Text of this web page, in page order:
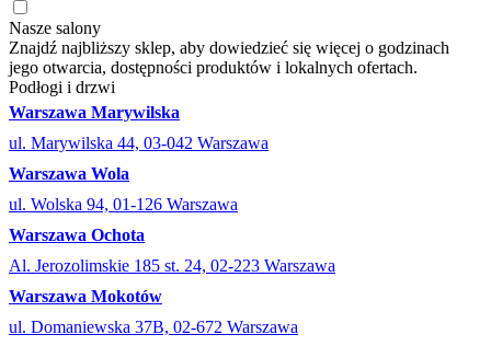
Nasze salony
Znajdź najbliższy sklep, aby dowiedzieć się więcej o godzinach
jego otwarcia, dostępności produktów i lokalnych ofertach.
Podłogi i drzwi
Warszawa Marywilska
ul. Marywilska 44, 03-042 Warszawa
Warszawa Wola
ul. Wolska 94, 01-126 Warszawa
Warszawa Ochota
Al. Jerozolimskie 185 st. 24, 02-223 Warszawa
Warszawa Mokotów
ul. Domaniewska 37B, 02-672 Warszawa